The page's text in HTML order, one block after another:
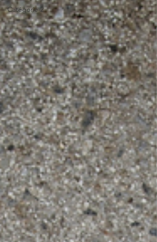
Catégorie 2